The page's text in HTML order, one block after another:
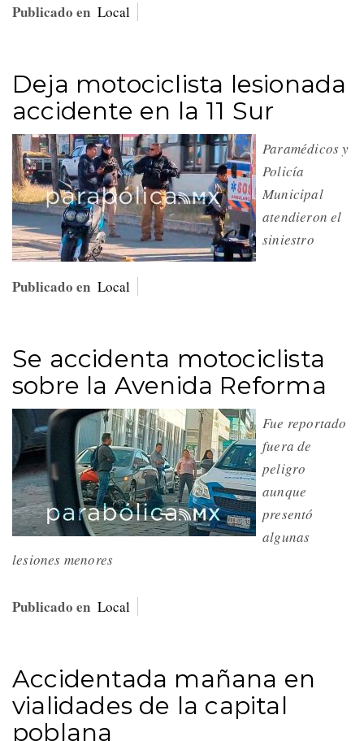
Publicado en Local
Deja motociclista lesionada
accidente en la 11 Sur
Paramédicos y
Policía
Municipal
atendieron el
siniestro
Publicado en Local
Se accidenta motociclista
sobre la Avenida Reforma
Fue reportado
fuera de
peligro
aunque
presentó
algunas
lesiones menores
Publicado en Local
Accidentada mañana en
vialidades de la capital
poblana